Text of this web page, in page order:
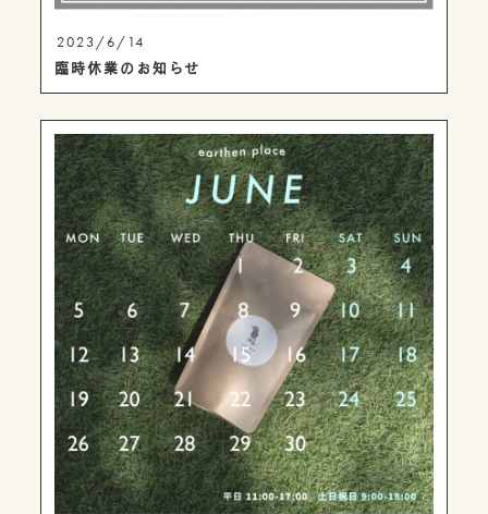
2023/6/14
臨時休業のお知らせ